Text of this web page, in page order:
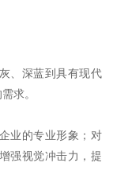
、深蓝到具有现代
求。
业的专业形象；对
强视觉冲击力，提